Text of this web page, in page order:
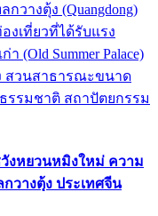
วางตุ้ง (Quangdong)
งเที่ยวที่ได้รับแรง
(Old Summer Palace)
สวนสาธารณะขนาด
รรมชาติ สถาปัตยกรรม
วังหยวนหมิงใหม่ ความ
วางตุ้ง ประเทศจีน